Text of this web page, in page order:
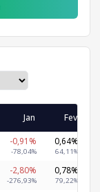
Jan
Fev
-0,91%
-78,04%
0,64%
64,11%
-2,80%
-276,93%
0,78%
79,22%